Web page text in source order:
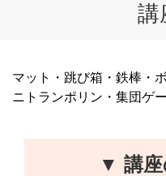
講
マット・跳び箱・鉄棒・
ニトランポリン・集団ゲ
▼ 講座